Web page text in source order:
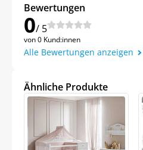
Bewertungen
0/ 5
von 0 Kund:innen
Alle Bewertungen anzeigen
Ähnliche Produkte
Jetzt
auf Ihre erste
Meinen